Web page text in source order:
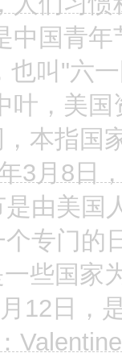
中国青年
叫"六
叶，美国
，本指国
8日，
美国人
门的日
一些国家
12日，